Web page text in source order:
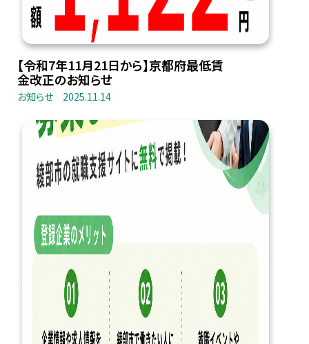
【令和7年11月21日から】京都府最低賃
金改正のお知らせ
お知らせ 2025.11.14